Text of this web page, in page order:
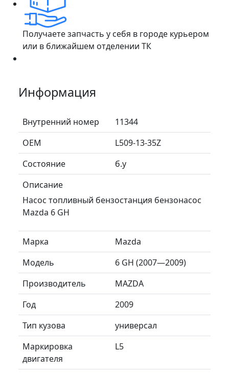
Получаете запчасть у себя в городе курьером
или в ближайшем отделении ТК
Информация
Внутренний номер
11344
ОЕМ
L509-13-35Z
Состояние
б.у
Описание
Насос топливный бензостанция бензонасос
Mazda 6 GH
Марка
Mazda
Модель
6 GH (2007—2009)
Производитель
MAZDA
Год
2009
Тип кузова
универсал
Маркировка
двигателя
L5